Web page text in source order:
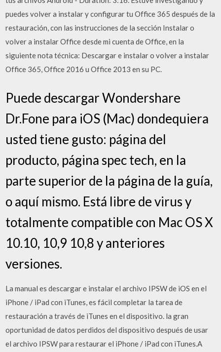
puedes volver a instalar y configurar tu Office 365 después de la
restauración, con las instrucciones de la sección Instalar o
volver a instalar Office desde mi cuenta de Office, en la
siguiente nota técnica: Descargar e instalar o volver a instalar
Office 365, Office 2016 u Office 2013 en su PC.
Puede descargar Wondershare
Dr.Fone para iOS (Mac) dondequiera
usted tiene gusto: página del
producto, página spec tech, en la
parte superior de la página de la guía,
o aquí mismo. Está libre de virus y
totalmente compatible con Mac OS X
10.10, 10,9 10,8 y anteriores
versiones.
La manual es descargar e instalar el archivo IPSW de iOS en el
iPhone / iPad con iTunes, es fácil completar la tarea de
restauración a través de iTunes en el dispositivo. la gran
oportunidad de datos perdidos del dispositivo después de usar
el archivo IPSW para restaurar el iPhone / iPad con iTunes.A